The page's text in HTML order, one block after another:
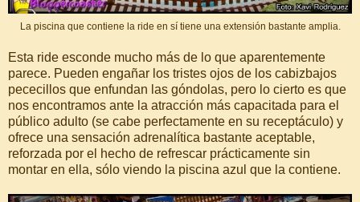
La piscina que contiene la ride en sí tiene una extensión bastante amplia.
Esta ride esconde mucho más de lo que aparentemente
parece. Pueden engañar los tristes ojos de los cabizbajos
pececillos que enfundan las góndolas, pero lo cierto es que
nos encontramos ante la atracción más capacitada para el
público adulto (se cabe perfectamente en su receptáculo) y
ofrece una sensación adrenalítica bastante aceptable,
reforzada por el hecho de refrescar prácticamente sin
montar en ella, sólo viendo la piscina azul que la contiene.